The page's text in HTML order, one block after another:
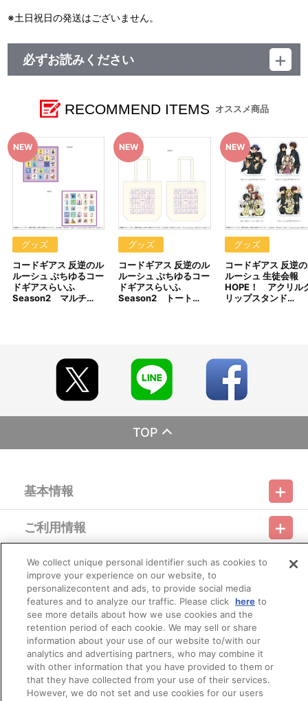
※土日祝日の発送はございません。
必ずお読みください
せていただきます。あらかじめご了承ください。
◆おひとり様1会計につき10セット(10BOX)まで
ぷちゆるコードギアスらいふSeason2 ダイカットステッカー vol.1
／vol.2：10セットまで
ぷちゆるコードギアスらいふSeason2 スクエア缶バッジ vol.1／
vol.2：10BOXまで
生徒会報HOPE！ ルルーシュオンリー缶バッジ vol.1／vol.2：
生徒会報HOPE！ クリアカード vol.1／vol.2：10セットまで
◆おひとり様1会計につき3個まで
上記以外の商品
【ご注意（必ずお読みください）】
■商品について
※本商品は、2025年6月28日（土）～7月21日（月・祝）アトレ
期にご注文の受付を終了させていただくことがございます。
※ご要望多数の場合、お届け時期を変更し、再度受注を行うこと
がございます。
※「在庫がありません」表示後も、ご注文のキャンセルや支払い
期限切れが発生した際は販売を再開させていただく場合がございま
す。あらかじめご了承ください。
※仕様等は予告なく変更となる場合がございます。
※撮影環境やご利用のモニター環境により、実物と多少異なって
※商品画像はイメージです。実際の仕様とは異なる場合がござい
ます。あらかじめご了承ください。
※今後店頭・劇場・催事などで販売する場合がございます。
■ご注文・お支払いについて
※本商品のご注文はバンダイナムコフィルムワークス公式ショッ
なお、ご注文には、バンダイナムコフィルムワークス公式ショ
ップ「A-on STORE」の会員登録（無料）が必要となります。
※決済方法は「カード決済」、「コンビニ決済」、「Pay-
easy（ペイジー）」、「WEB・スマホ決済」のみとなります。
※決済方法「カード決済」を選択時は、ご注文翌日までに決済処
理を実施いたします。
※決済方法「コンビニ決済・Pay-easy（ペイジー）」の場合は、
ご注文日翌日までにお支払いに関するメールが送信されます。
あらかじめ「bnfw.co.jp」からのメール受信を許可してくださ
い。
もし、メールが受信できなかった場合は、ご注文日翌日の午前
RECOMMEND ITEMS オススメ商品
グッズ
コードギアス 反逆のル
ルーシュ ぷちゆるコー
ドギアスらいふ
Season2 マルチ…
グッズ
コードギアス 反逆のル
ルーシュ ぷちゆるコー
ドギアスらいふ
Season2 トート…
グッズ
コードギアス 反逆
ルーシュ 生徒会報
HOPE！ アクリル
リップスタンド…
TOP
基本情報
利用規約 特定商取引法に基づく表示
プライバシーオプション 会社概要
ご利用情報
ご利用ガイド サイトマップ お問い合わせ 推奨環境
Do Not Sell or Share My Personal Information
会員メニュー
ログイン 会員規約 新規会員登録
その他のご案内
バンダイナムコフィルムワークス
We collect unique personal identifier such as cookies to
improve your experience on our website, to
personalizecontent and ads, to provide social media
features and to analyze our traffic. Please click hereto
see more details about how we use cookies and the
retention period of each cookie. We may sell or share
information about your use of our website to/with our
analytics and advertising partners, who may combine it
with other information that you have provided to them or
that they have collected from your use of their services.
However, we do not set and use cookies for our users